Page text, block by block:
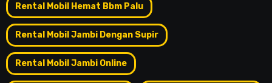
Rental Mobil Hemat Bbm Palu
Rental Mobil Jambi Dengan Supir
Rental Mobil Jambi Online